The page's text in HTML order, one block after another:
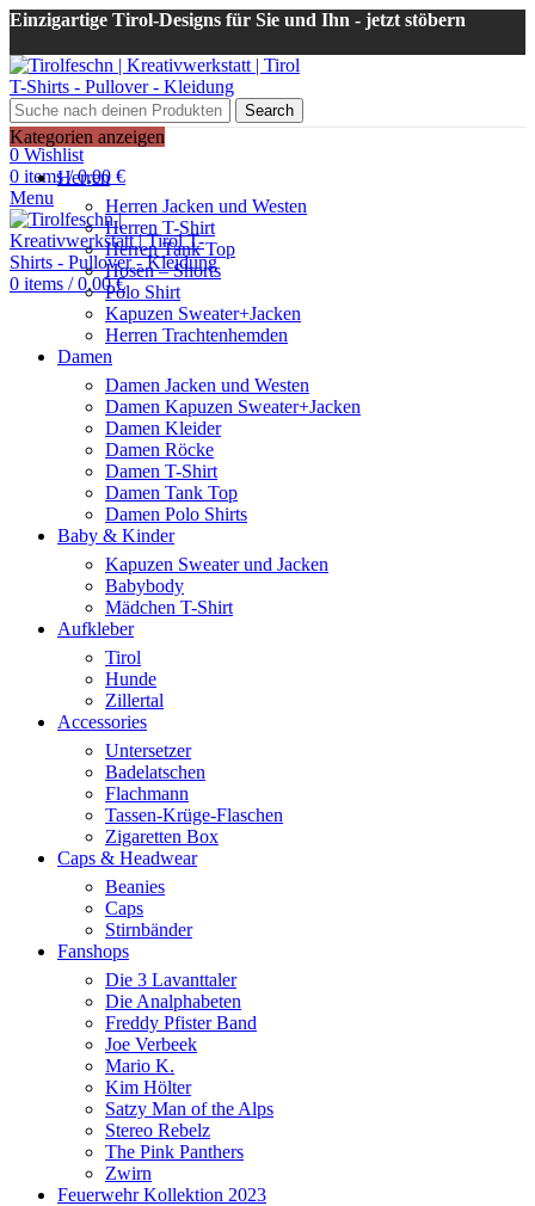
Einzigartige Tirol-Designs für Sie und Ihn - jetzt stöbern
Search
Login / Register
0 Wishlist
0 items / 0,00 €
Menu
0 items / 0,00€
Kategorien anzeigen
Herren
Herren Jacken und Westen
Herren T-Shirt
Herren Tank Top
Hosen – Shorts
Polo Shirt
Kapuzen Sweater+Jacken
Herren Trachtenhemden
Damen
Damen Jacken und Westen
Damen Kapuzen Sweater+Jacken
Damen Kleider
Damen Röcke
Damen T-Shirt
Damen Tank Top
Damen Polo Shirts
Baby & Kinder
Kapuzen Sweater und Jacken
Babybody
Mädchen T-Shirt
Aufkleber
Tirol
Hunde
Zillertal
Accessories
Untersetzer
Badelatschen
Flachmann
Tassen-Krüge-Flaschen
Zigaretten Box
Caps & Headwear
Beanies
Caps
Stirnbänder
Fanshops
Die 3 Lavanttaler
Die Analphabeten
Freddy Pfister Band
Joe Verbeek
Mario K.
Kim Hölter
Satzy Man of the Alps
Stereo Rebelz
The Pink Panthers
Zwirn
Feuerwehr Kollektion 2023